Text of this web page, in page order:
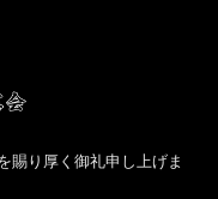
賜り厚く御礼申し上げま